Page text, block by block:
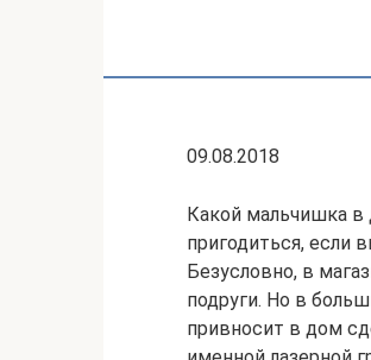
09.08.2018
Какой мальчишка в
пригодиться, если
Безусловно, в
подруги. Но в
привносит в дом